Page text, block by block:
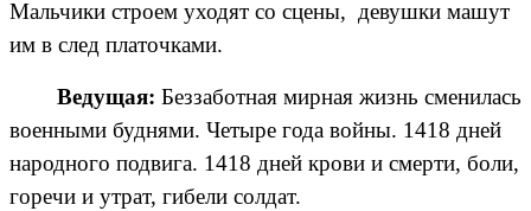
Мальчики строем уходят со сцены, девушки машут
им в след платочками.
Ведущая: Беззаботная мирная жизнь сменилась
военными буднями. Четыре года войны. 1418 дней
народного подвига. 1418 дней крови и смерти, боли,
горечи и утрат, гибели солдат.